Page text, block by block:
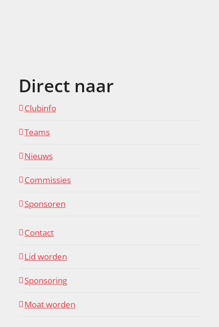
Direct naar
Clubinfo
Teams
Nieuws
Commissies
Sponsoren
Contact
Lid worden
Sponsoring
Moat worden